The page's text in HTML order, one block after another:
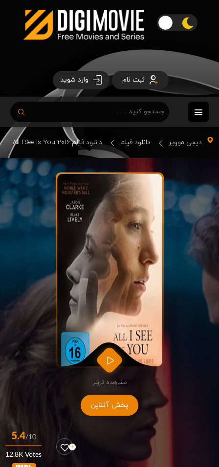
ثبت نام وارد شوید
دیجی موویز دانلود فیلم دانلود فیلم All I See Is You 2016
مشاهده تریلر
پخش آنلاین
5.4/10
12.8K Votes